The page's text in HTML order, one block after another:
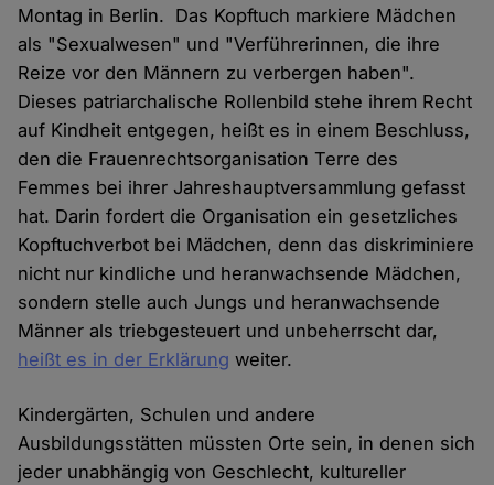
Montag in Berlin. Das Kopftuch markiere Mädchen
als "Sexualwesen" und "Verführerinnen, die ihre
Reize vor den Männern zu verbergen haben".
Dieses patriarchalische Rollenbild stehe ihrem Recht
auf Kindheit entgegen, heißt es in einem Beschluss,
den die Frauenrechtsorganisation Terre des
Femmes bei ihrer Jahreshauptversammlung gefasst
hat. Darin fordert die Organisation ein gesetzliches
Kopftuchverbot bei Mädchen, denn das diskriminiere
nicht nur kindliche und heranwachsende Mädchen,
sondern stelle auch Jungs und heranwachsende
Männer als triebgesteuert und unbeherrscht dar,
heißt es in der Erklärung weiter.
Kindergärten, Schulen und andere
Ausbildungsstätten müssten Orte sein, in denen sich
jeder unabhängig von Geschlecht, kultureller